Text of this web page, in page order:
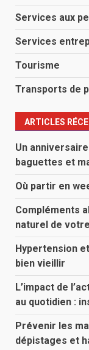
Services aux
Services
Tourisme
Transports de
ARTICLES
Un
baguettes et
Où partir en
Compléments
naturel de
Hypertension
bien vieillir
L’impact de
au quotidien :
Prévenir les
dépistages et